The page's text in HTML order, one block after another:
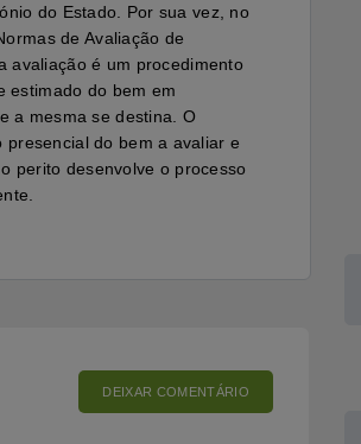
do Estado. Por sua vez, no
de Avaliação de
avaliação é um procedimento
estimado do bem em
a mesma se destina. O
presencial do bem a avaliar e
perito desenvolve o processo
DEIXAR COMENTÁRIO